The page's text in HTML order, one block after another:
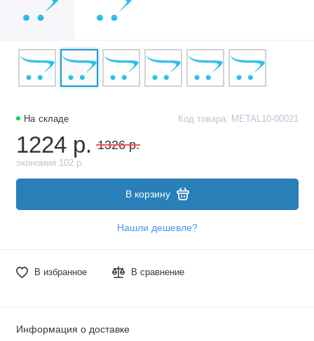
На складе Код товара: METAL10-00021
1224 р. 1326 р.
экономия 102 р.
В корзину
Нашли дешевле?
В избранное В сравнение
Информация о доставке